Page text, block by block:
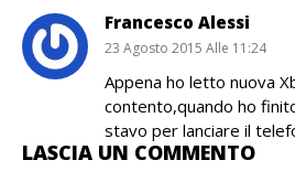
Francesco Alessi
23 Agosto 2015 Alle 11:24
Appena ho letto nuova
contento,quando ho
stavo per lanciare il
LASCIA UN COMMENTO